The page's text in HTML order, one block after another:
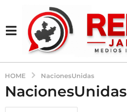
HOME NacionesUnidas
NacionesUnidas